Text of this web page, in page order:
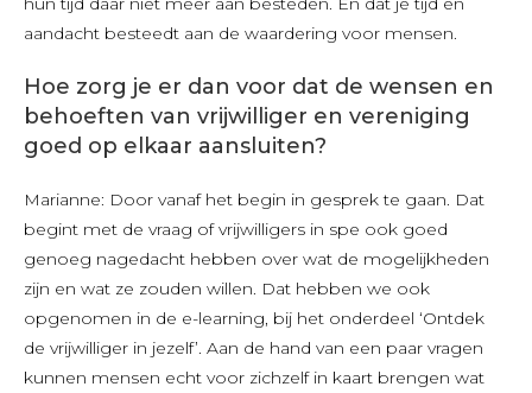
aandacht besteedt aan de waardering voor mensen.
Hoe zorg je er dan voor dat de wensen en
behoeften van vrijwilliger en vereniging
goed op elkaar aansluiten?
Marianne: Door vanaf het begin in gesprek te gaan. Dat
begint met de vraag of vrijwilligers in spe ook goed
genoeg nagedacht hebben over wat de mogelijkheden
zijn en wat ze zouden willen. Dat hebben we ook
opgenomen in de e-learning, bij het onderdeel ‘Ontdek
de vrijwilliger in jezelf’. Aan de hand van een paar vragen
kunnen mensen echt voor zichzelf in kaart brengen wat